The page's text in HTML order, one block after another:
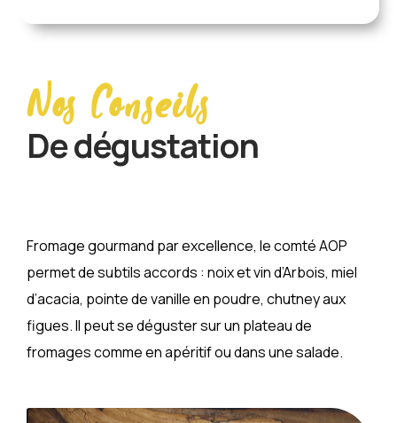
Nos Conseils
De dégustation
Fromage gourmand par excellence, le comté AOP
permet de subtils accords : noix et vin d’Arbois, miel
d’acacia, pointe de vanille en poudre, chutney aux
figues. Il peut se déguster sur un plateau de
fromages comme en apéritif ou dans une salade.